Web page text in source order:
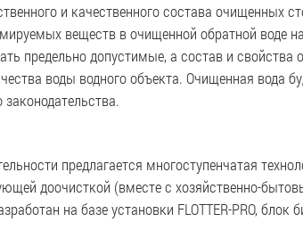
и качественного состава очищенных
веществ в очищенной обратной воде
предельно допустимые, а состав и
воды водного объекта. Очищенная вода
предлагается многоступенчатая
доочисткой (вместе с хозяйственно-
на базе установки FLOTTER-PRO,